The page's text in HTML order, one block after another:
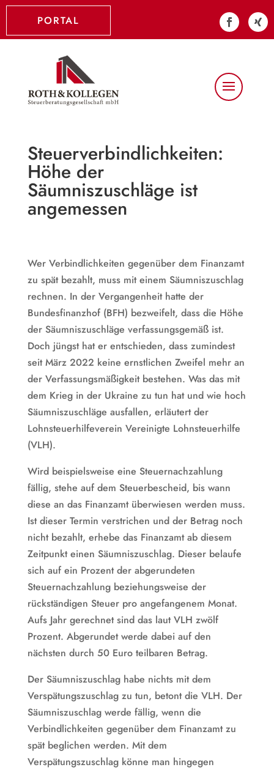
PORTAL
Steuerverbindlichkeiten:
Höhe der
Säumniszuschläge ist
angemessen
Wer Verbindlichkeiten gegenüber dem Finanzamt
zu spät bezahlt, muss mit einem Säumniszuschlag
rechnen. In der Vergangenheit hatte der
Bundesfinanzhof (BFH) bezweifelt, dass die Höhe
der Säumniszuschläge verfassungsgemäß ist.
Doch jüngst hat er entschieden, dass zumindest
seit März 2022 keine ernstlichen Zweifel mehr an
der Verfassungsmäßigkeit bestehen. Was das mit
dem Krieg in der Ukraine zu tun hat und wie hoch
Säumniszuschläge ausfallen, erläutert der
Lohnsteuerhilfeverein Vereinigte Lohnsteuerhilfe
(VLH).
Wird beispielsweise eine Steuernachzahlung
fällig, stehe auf dem Steuerbescheid, bis wann
diese an das Finanzamt überwiesen werden muss.
Ist dieser Termin verstrichen und der Betrag noch
nicht bezahlt, erhebe das Finanzamt ab diesem
Zeitpunkt einen Säumniszuschlag. Dieser belaufe
sich auf ein Prozent der abgerundeten
Steuernachzahlung beziehungsweise der
rückständigen Steuer pro angefangenem Monat.
Aufs Jahr gerechnet sind das laut VLH zwölf
Prozent. Abgerundet werde dabei auf den
nächsten durch 50 Euro teilbaren Betrag.
Der Säumniszuschlag habe nichts mit dem
Verspätungszuschlag zu tun, betont die VLH. Der
Säumniszuschlag werde fällig, wenn die
Verbindlichkeiten gegenüber dem Finanzamt zu
spät beglichen werden. Mit dem
Verspätungszuschlag könne man hingegen